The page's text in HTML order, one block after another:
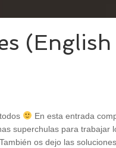
En esta entrada
superchulas para trabajar
os dejo las soluciones